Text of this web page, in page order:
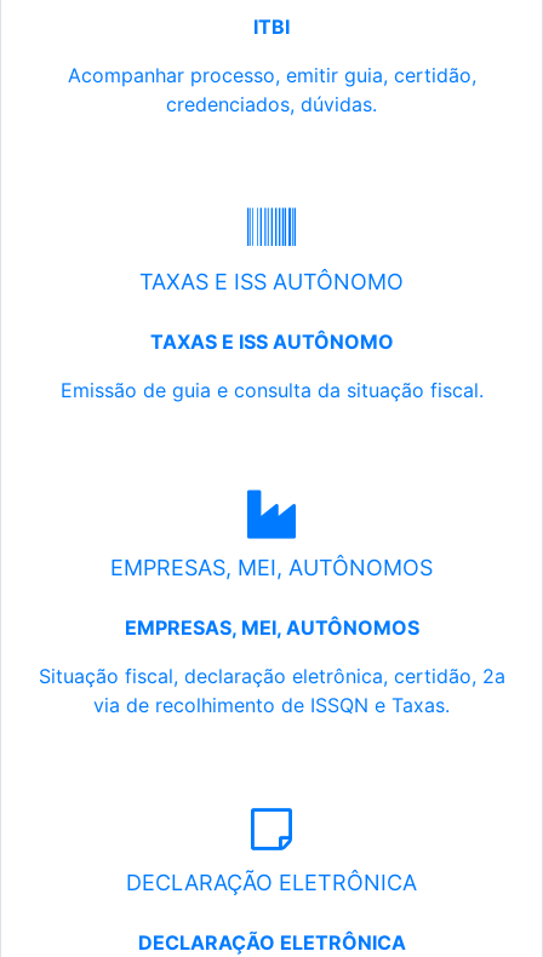
ITBI
Acompanhar processo, emitir guia, certidão,
credenciados, dúvidas.
TAXAS E ISS AUTÔNOMO
TAXAS E ISS AUTÔNOMO
Emissão de guia e consulta da situação fiscal.
EMPRESAS, MEI, AUTÔNOMOS
EMPRESAS, MEI, AUTÔNOMOS
Situação fiscal, declaração eletrônica, certidão, 2a
via de recolhimento de ISSQN e Taxas.
DECLARAÇÃO ELETRÔNICA
DECLARAÇÃO ELETRÔNICA